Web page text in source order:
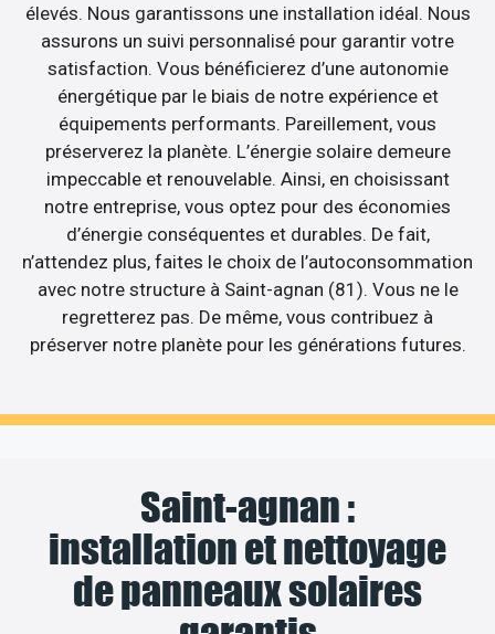
élevés. Nous garantissons une installation idéal. Nous
assurons un suivi personnalisé pour garantir votre
satisfaction. Vous bénéficierez d’une autonomie
énergétique par le biais de notre expérience et
équipements performants. Pareillement, vous
préserverez la planète. L’énergie solaire demeure
impeccable et renouvelable. Ainsi, en choisissant
notre entreprise, vous optez pour des économies
d’énergie conséquentes et durables. De fait,
n’attendez plus, faites le choix de l’autoconsommation
avec notre structure à Saint-agnan (81). Vous ne le
regretterez pas. De même, vous contribuez à
préserver notre planète pour les générations futures.
Saint-agnan :
installation et nettoyage
de panneaux solaires